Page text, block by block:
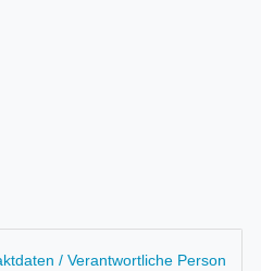
/ Verantwortliche Person